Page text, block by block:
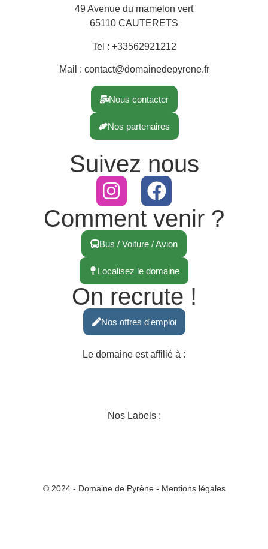
49 Avenue du mamelon vert
65110 CAUTERETS
Tel : +33562921212
Mail : contact@domainedepyrene.fr
Nous contacter
Nos partenaires
Suivez nous
Comment venir ?
Bus / Voiture / Avion
Localisez le domaine
On recrute !
Nos offres d'emploi
Le domaine est affilié à :
Nos Labels :
© 2024 - Domaine de Pyrène - Mentions légales